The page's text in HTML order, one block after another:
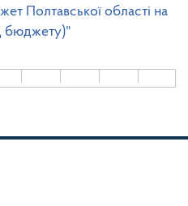
Полтавської області на
бюджету)"